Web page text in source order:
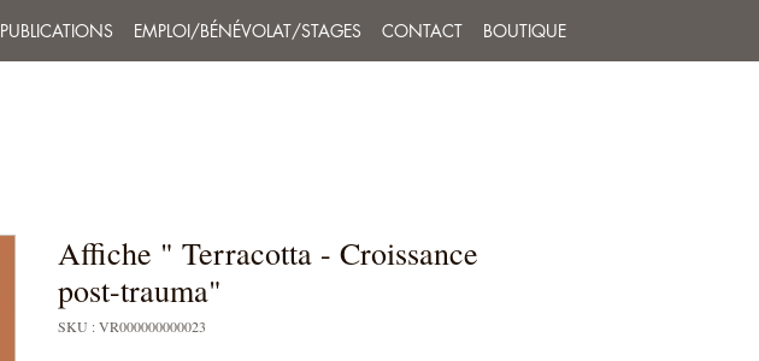
PUBLICATIONS EMPLOI/BÉNÉVOLAT/STAGES CONTACT BOUTIQUE
Affiche " Terracotta - Croissance
post-trauma"
SKU : VR000000000023